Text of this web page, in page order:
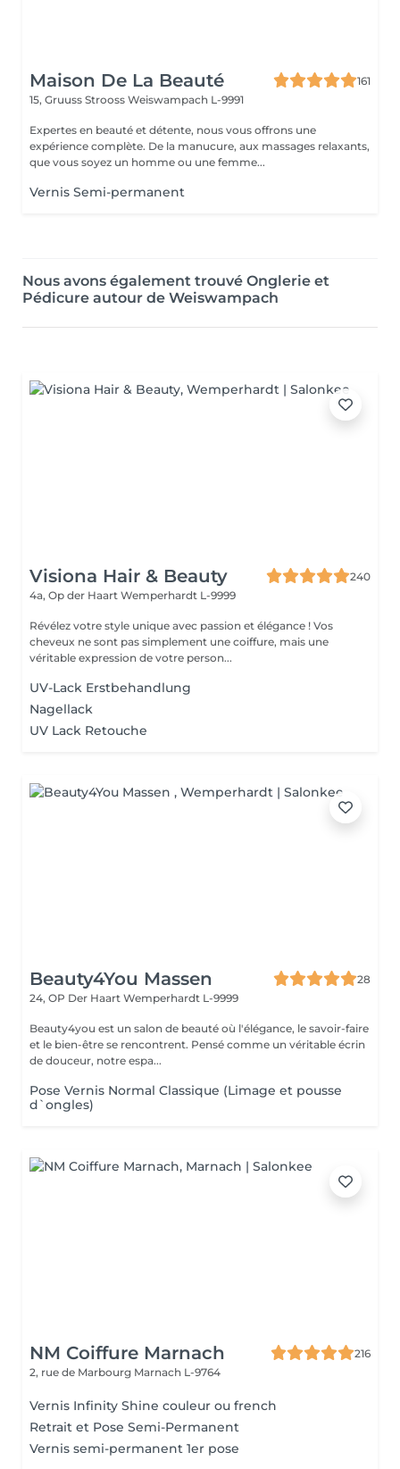
Maison De La Beauté
161
15, Gruuss Strooss Weiswampach L-9991
Expertes en beauté et détente, nous vous offrons une
expérience complète. De la manucure, aux massages relaxants,
que vous soyez un homme ou une femme...
Vernis Semi-permanent
Nous avons également trouvé Onglerie et
Pédicure autour de Weiswampach
Visiona Hair & Beauty
240
4a, Op der Haart Wemperhardt L-9999
Révélez votre style unique avec passion et élégance ! Vos
cheveux ne sont pas simplement une coiffure, mais une
véritable expression de votre person...
UV-Lack Erstbehandlung
Nagellack
UV Lack Retouche
Beauty4You Massen
28
24, OP Der Haart Wemperhardt L-9999
Beauty4you est un salon de beauté où l'élégance, le savoir-faire
et le bien-être se rencontrent. Pensé comme un véritable écrin
de douceur, notre espa...
Pose Vernis Normal Classique (Limage et pousse
d`ongles)
NM Coiffure Marnach
216
2, rue de Marbourg Marnach L-9764
Vernis Infinity Shine couleur ou french
Retrait et Pose Semi-Permanent
Vernis semi-permanent 1er pose